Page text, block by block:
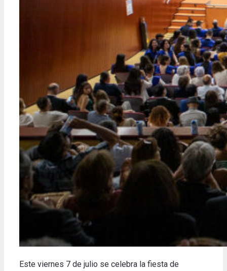
Este viernes 7 de julio se celebra la fiesta de